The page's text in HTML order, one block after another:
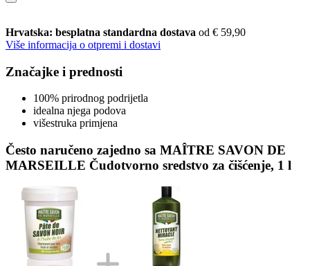
Hrvatska: besplatna standardna dostava od € 59,90
Više informacija o otpremi i dostavi
Značajke i prednosti
100% prirodnog podrijetla
idealna njega podova
višestruka primjena
Često naručeno zajedno sa MAÎTRE SAVON DE
MARSEILLE Čudotvorno sredstvo za čišćenje, 1 l